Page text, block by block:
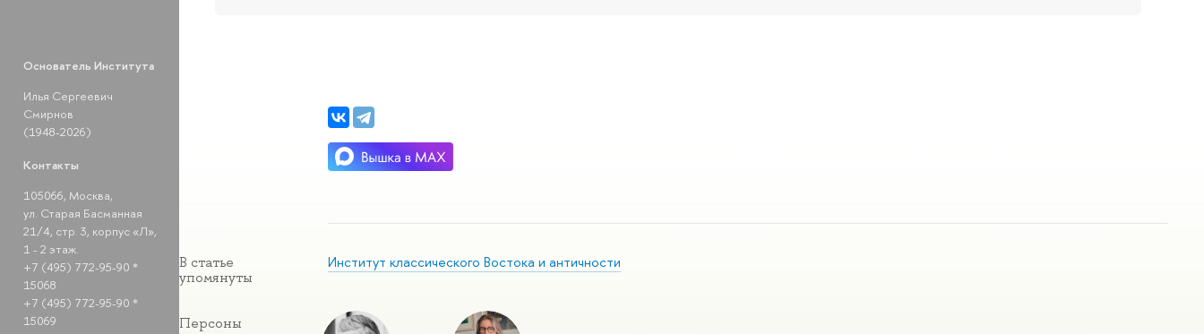
Основатель Института
Илья Сергеевич
Смирнов
(1948-2026)
Контакты
105066, Москва,
ул. Старая Басманная
21/4, стр. 3, корпус «Л»,
1 - 2 этаж.
+7 (495) 772-95-90 *
15068
+7 (495) 772-95-90 *
15069
В статье
упомянуты
Институт классического Востока и античности
Персоны